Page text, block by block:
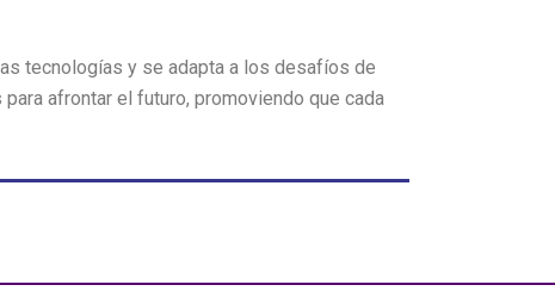
tecnologías y se adapta a los desafíos de
afrontar el futuro, promoviendo que cada